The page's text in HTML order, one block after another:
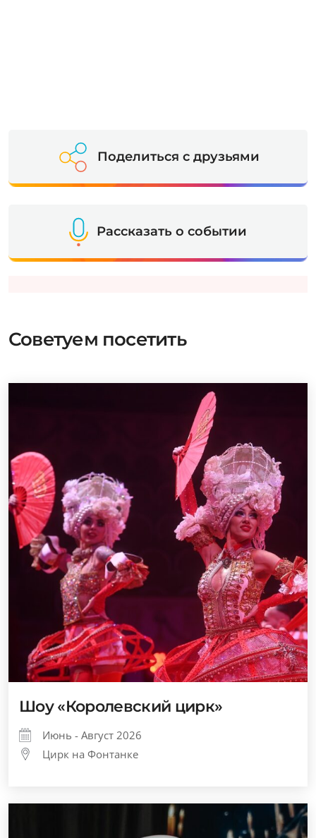
Поделиться с друзьями
Рассказать о событии
Советуем посетить
Шоу «Королевский цирк»
Июнь - Август 2026
Цирк на Фонтанке